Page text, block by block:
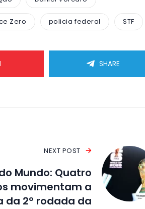
Zero policia federal STF
SHARE
NEXT POST
Mundo: Quatro
movimentam a
da 2º rodada da